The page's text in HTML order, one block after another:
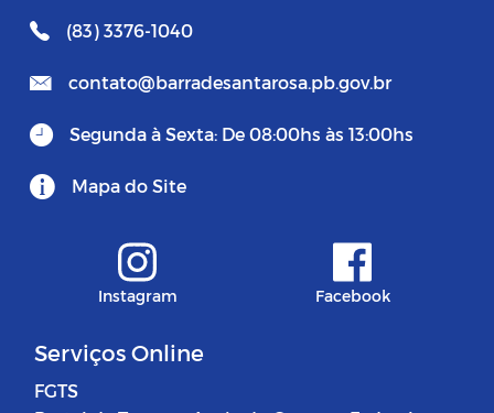
(83) 3376-1040
contato@barradesantarosa.pb.gov.br
Segunda à Sexta: De 08:00hs às 13:00hs
Mapa do Site
Instagram Facebook
Serviços Online
FGTS